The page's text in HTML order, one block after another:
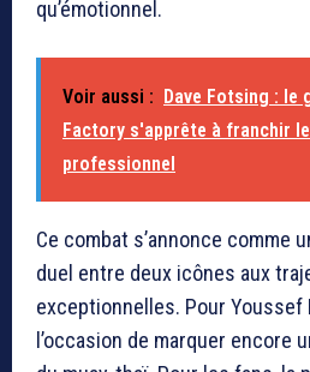
qu’émotionnel.
Voir aussi : Dave Fotsing : le
Factory s'apprête à franchir
professionnel
Ce combat s’annonce comme
duel entre deux icônes aux
exceptionnelles. Pour Youssef
l’occasion de marquer encore